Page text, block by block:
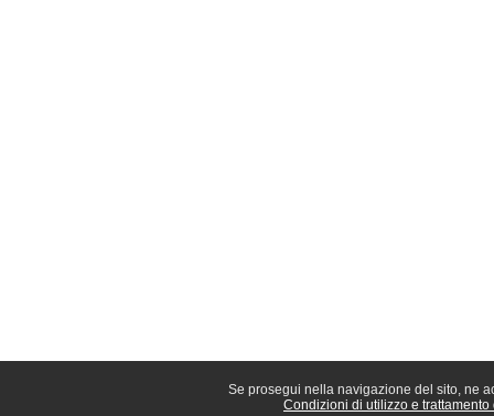
Se prosegui nella navigazione del sito, ne
Condizioni di utilizzo e trattamento